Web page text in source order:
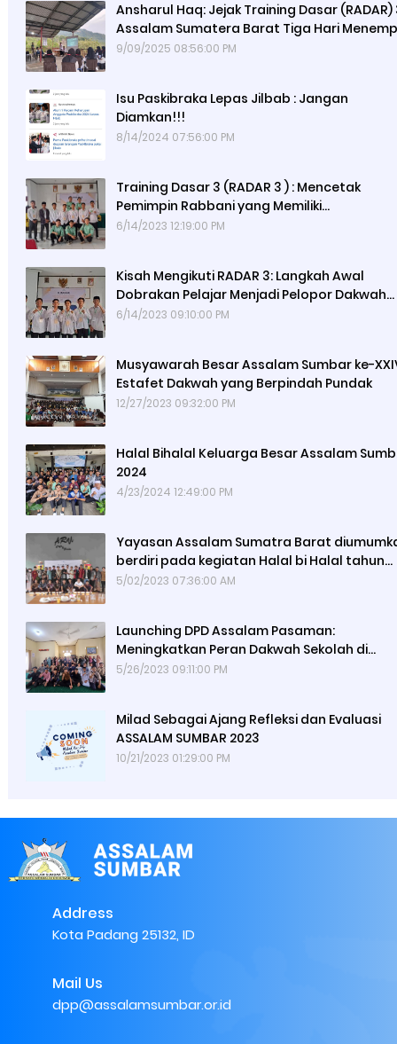
Ansharul Haq: Jejak Training Dasar (RADAR)
Assalam Sumatera Barat Tiga Hari
Pemuda, Mengguncang Dunia
9/09/2025 08:56:00 PM
Isu Paskibraka Lepas Jilbab : Jangan
Diamkan!!!
8/14/2024 07:56:00 PM
Training Dasar 3 (RADAR 3 ) : Mencetak
Pemimpin Rabbani yang Memiliki
Intelektualitas Qur'ani
6/14/2023 12:19:00 PM
Kisah Mengikuti RADAR 3: Langkah Awal
Dobrakan Pelajar Menjadi Pelopor Dakwah
Sekolah
6/14/2023 09:10:00 PM
Musyawarah Besar Assalam Sumbar ke-
Estafet Dakwah yang Berpindah Pundak
12/27/2023 09:32:00 PM
Halal Bihalal Keluarga Besar Assalam
2024
4/23/2024 12:49:00 PM
Yayasan Assalam Sumatra Barat
berdiri pada kegiatan Halal bi Halal tahun
2023
5/02/2023 07:36:00 AM
Launching DPD Assalam Pasaman:
Meningkatkan Peran Dakwah Sekolah di
Kabupaten Pasaman
5/26/2023 09:11:00 PM
Milad Sebagai Ajang Refleksi dan Evaluasi
ASSALAM SUMBAR 2023
10/21/2023 01:29:00 PM
Address
Kota Padang 25132, ID
Mail Us
dpp@assalamsumbar.or.id